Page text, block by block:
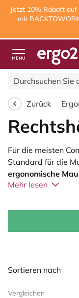
Jetzt 10% Rabatt
mit
Zurück
Für die meisten
Standard für die
ergonomische
natürliche Position
richtigen Haltung
das Risiko von
Egal, ob Sie viel
einer
Mehr lesen
Sortieren nach
Vergleichen